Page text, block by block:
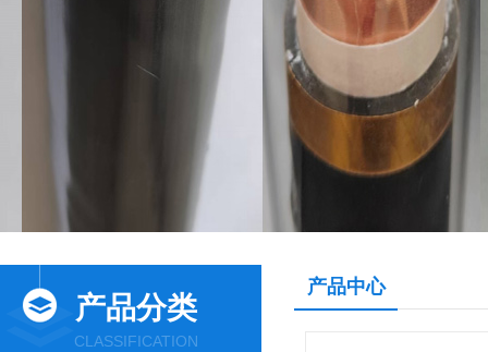
产品分类
CLASSIFICATION
产品中心